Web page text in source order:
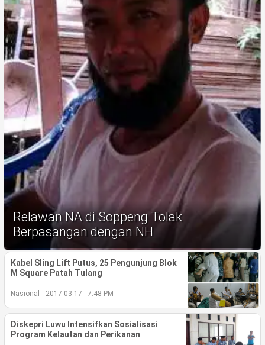
Life Style
Profil
Opini
Video
More
Disclaimer
©
Copyright
berita-
sulsel.com
.
All
Relawan NA di Soppeng Tolak
Berpasangan dengan NH
Kabel Sling Lift Putus, 25 Pengunjung Blok
M Square Patah Tulang
Nasional 2017-03-17 - 7:48 PM
Diskepri Luwu Intensifkan Sosialisasi
Program Kelautan dan Perikanan